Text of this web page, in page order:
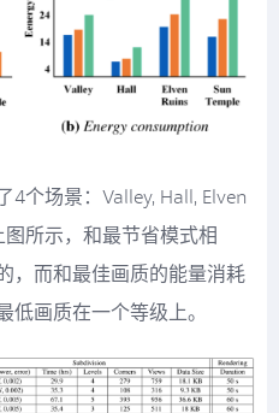
个场景：Valley, Hall, Elven
所示，和最节省模式相
，而和最佳画质的能量消耗
画质在一个等级上。